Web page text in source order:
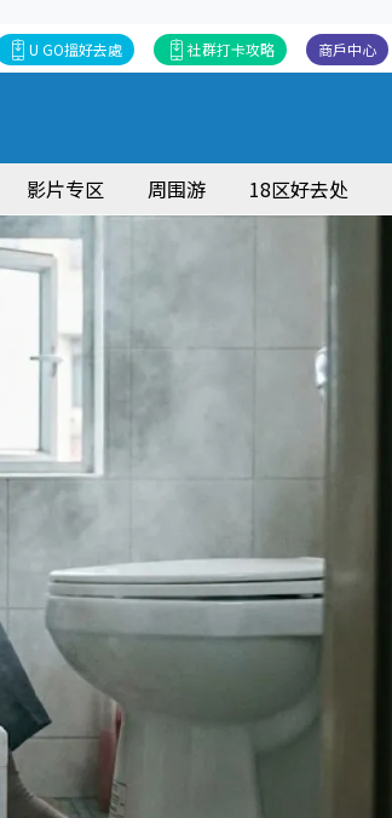
商戶中心
社群打卡攻略
U GO搵好去處
影片专区 周围游 18区好去处